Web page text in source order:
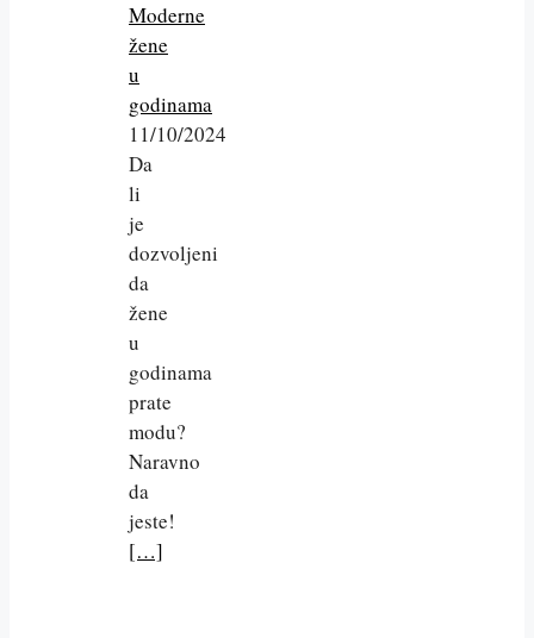
Moderne
žene
u
godinama
11/10/2024
Da
li
je
dozvoljeni
da
žene
u
godinama
prate
modu?
Naravno
da
jeste!
[…]